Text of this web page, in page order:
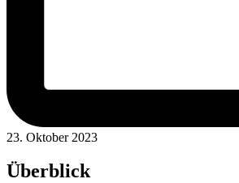
23. Oktober 2023
Überblick